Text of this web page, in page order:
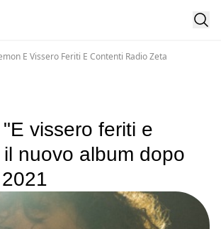
E Vissero Feriti E Contenti Radio Zeta
vissero feriti e
nuovo album dopo